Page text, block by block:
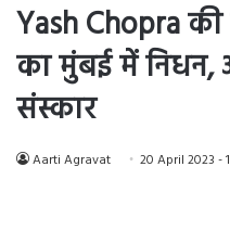
Yash Chopra की
का मुंबई में निधन,
संस्कार
Aarti Agravat 20 April 2023 -